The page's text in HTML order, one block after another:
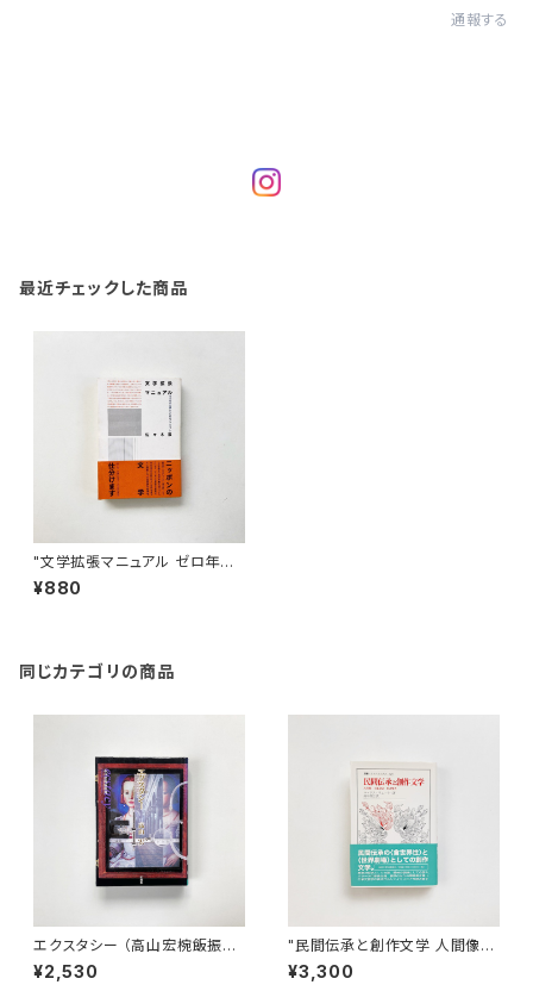
通報する
最近チェックした商品
"文学拡張マニュアル ゼロ年代
を超えるためのブックガイド"
佐々木敦 著
¥880
同じカテゴリの商品
エクスタシー （高山宏椀飯振舞
1） | 高山宏 著
¥2,530
"民間伝承と創作文学 人間像・
主題設定・形式努力 （叢書・ウニ
ベルシタス 729）" マックス・リ
¥3,300